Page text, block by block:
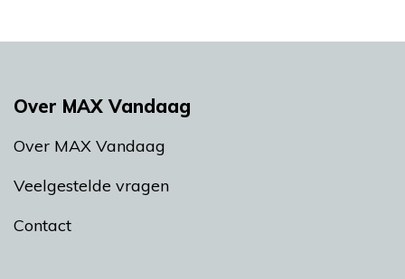
Over MAX Vandaag
Over MAX Vandaag
Veelgestelde vragen
Contact